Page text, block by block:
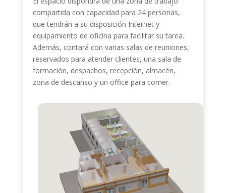
compartida con capacidad para 24 personas,
que tendrán a su disposición Internet y
equipamiento de oficina para facilitar su tarea.
Además, contará con varias salas de reuniones,
reservados para atender clientes, una sala de
formación, despachos, recepción, almacén,
zona de descanso y un office para comer.